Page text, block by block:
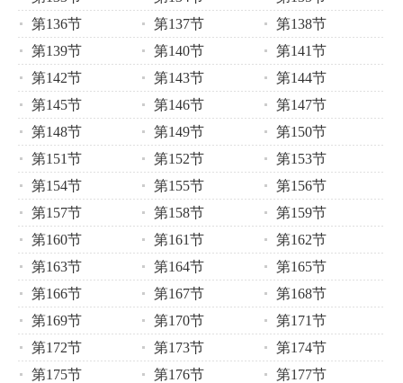
第136节
第137节
第138节
第139节
第140节
第141节
第142节
第143节
第144节
第145节
第146节
第147节
第148节
第149节
第150节
第151节
第152节
第153节
第154节
第155节
第156节
第157节
第158节
第159节
第160节
第161节
第162节
第163节
第164节
第165节
第166节
第167节
第168节
第169节
第170节
第171节
第172节
第173节
第174节
第175节
第176节
第177节